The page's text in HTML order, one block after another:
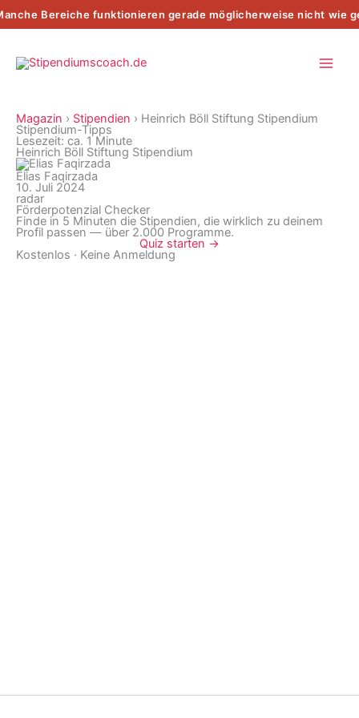
Bereiche funktionieren gerade möglicherweise nicht wie
Inhalt
springen
Magazin › Stipendien › Heinrich Böll Stiftung Stipendium
Stipendium-Tipps
Lesezeit: ca. 1 Minute
Heinrich Böll Stiftung Stipendium
Elias Faqirzada
10. Juli 2024
radar
Förderpotenzial Checker
Finde in 5 Minuten die Stipendien, die wirklich zu deinem
Profil passen — über 2.000 Programme.
Quiz starten →
Kostenlos · Keine Anmeldung